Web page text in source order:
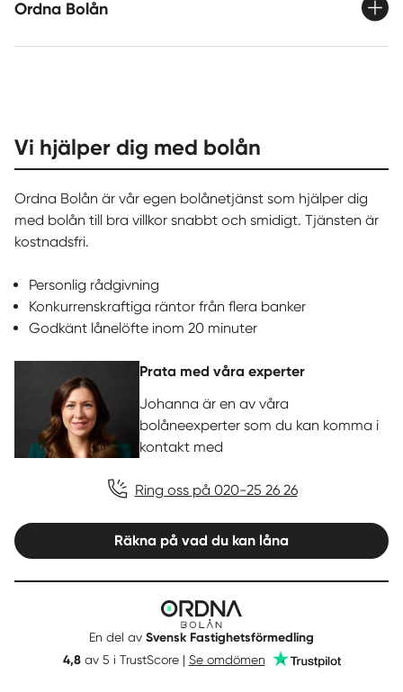
Ordna Bolån
Vi hjälper dig med bolån
Ordna Bolån är vår egen bolånetjänst som hjälper dig
med bolån till bra villkor snabbt och smidigt. Tjänsten är
kostnadsfri.
Personlig rådgivning
Konkurrenskraftiga räntor från flera banker
Godkänt lånelöfte inom 20 minuter
Prata med våra experter
Johanna är en av våra
bolåneexperter som du kan komma i
kontakt med
Ring oss på 020-25 26 26
Räkna på vad du kan låna
Ordna
Bolån
En del av Svensk Fastighetsförmedling
4,8av 5 i TrustScore | Se omdömen Trustpilot